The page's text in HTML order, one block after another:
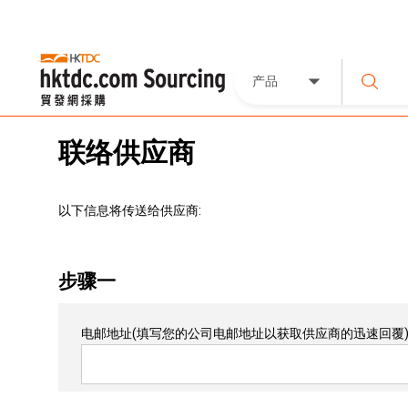
产品
联络供应商
以下信息将传送给供应商:
步骤一
电邮地址(填写您的公司电邮地址以获取供应商的迅速回覆)